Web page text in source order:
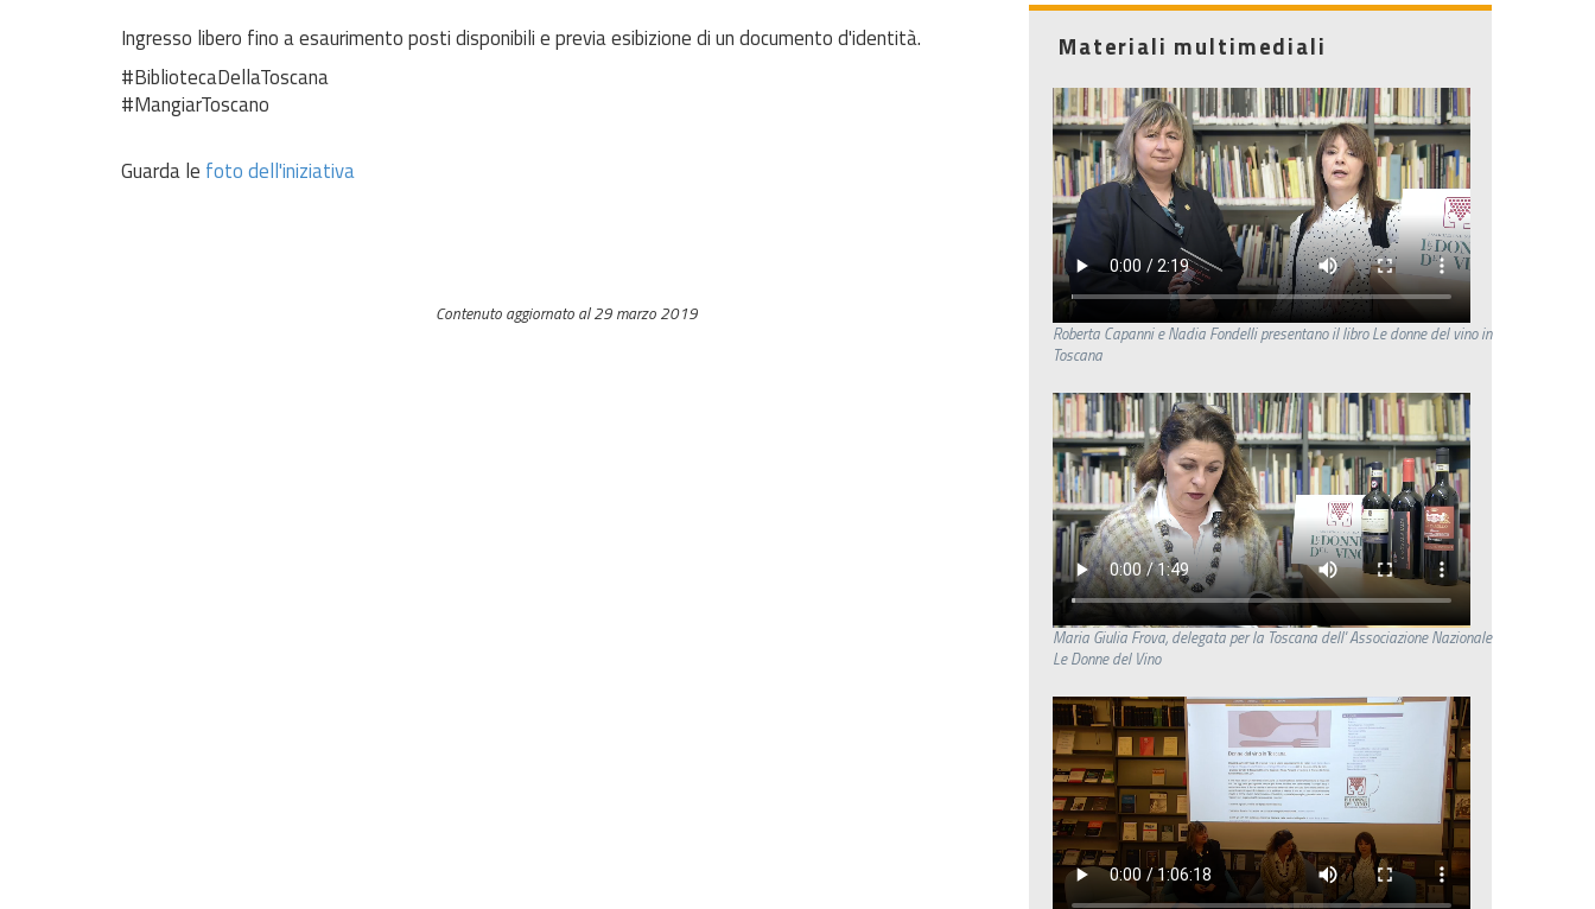
Ingresso libero fino a esaurimento posti disponibili e previa esibizione di un documento d'identità.
#BibliotecaDellaToscana
#MangiarToscano
Guarda le foto dell'iniziativa
Contenuto aggiornato al 29 marzo 2019
Materiali multimediali
Roberta Capanni e Nadia Fondelli presentano il libro Le donne del vino in
Toscana
Maria Giulia Frova, delegata per la Toscana dell' Associazione Nazionale
Le Donne del Vino